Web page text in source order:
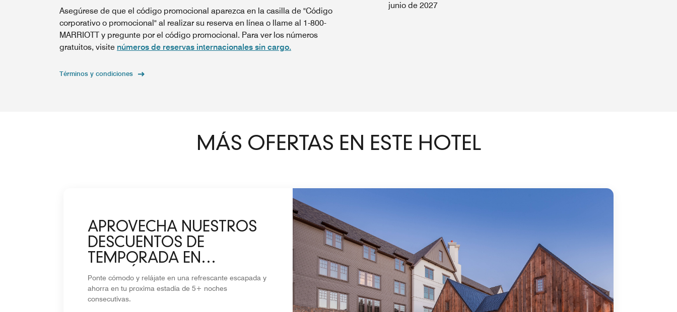
Asegúrese de que el código promocional aparezca en la casilla de "Código
corporativo o promocional" al realizar su reserva en línea o llame al 1-800-
MARRIOTT y pregunte por el código promocional. Para ver los números
gratuitos, visite números de reservas internacionales sin cargo.
Términos y condiciones
junio de 2027
MÁS OFERTAS EN ESTE HOTEL
APROVECHA NUESTROS
DESCUENTOS DE
TEMPORADA EN
ESTADÍAS DE 5+ NOCHES
Ponte cómodo y relájate en una refrescante escapada y
ahorra en tu proxima estadía de 5+ noches
consecutivas.